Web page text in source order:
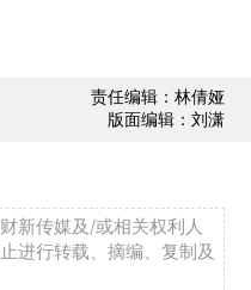
责任编辑：林倩娅
版面编辑：刘潇
新传媒及/或相关权利人
进行转载、摘编、复制及